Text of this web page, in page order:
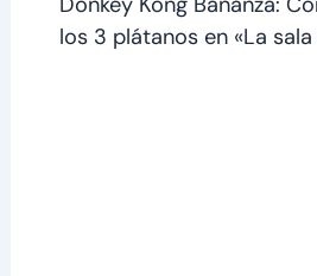
los 3 plátanos en «La